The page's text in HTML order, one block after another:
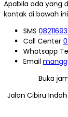
Apabila ada yang
kontak di bawah
SMS
Call Center
Whatsapp
Email
Buka
Jalan Cibiru Indah